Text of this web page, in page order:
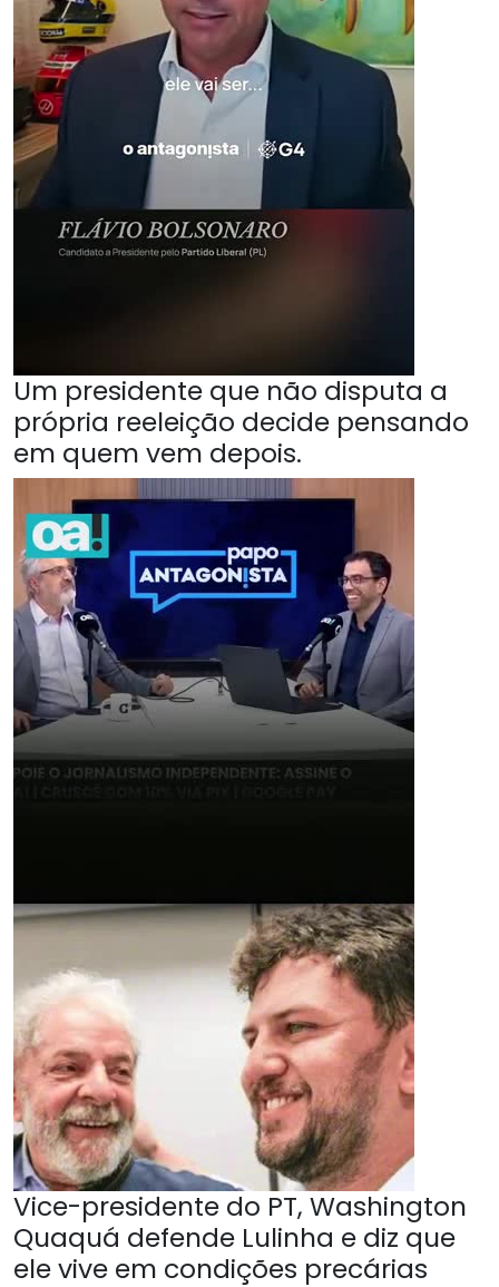
Um presidente que não disputa a
própria reeleição decide pensando
em quem vem depois.
Vice-presidente do PT, Washington
Quaquá defende Lulinha e diz que
ele vive em condições precárias